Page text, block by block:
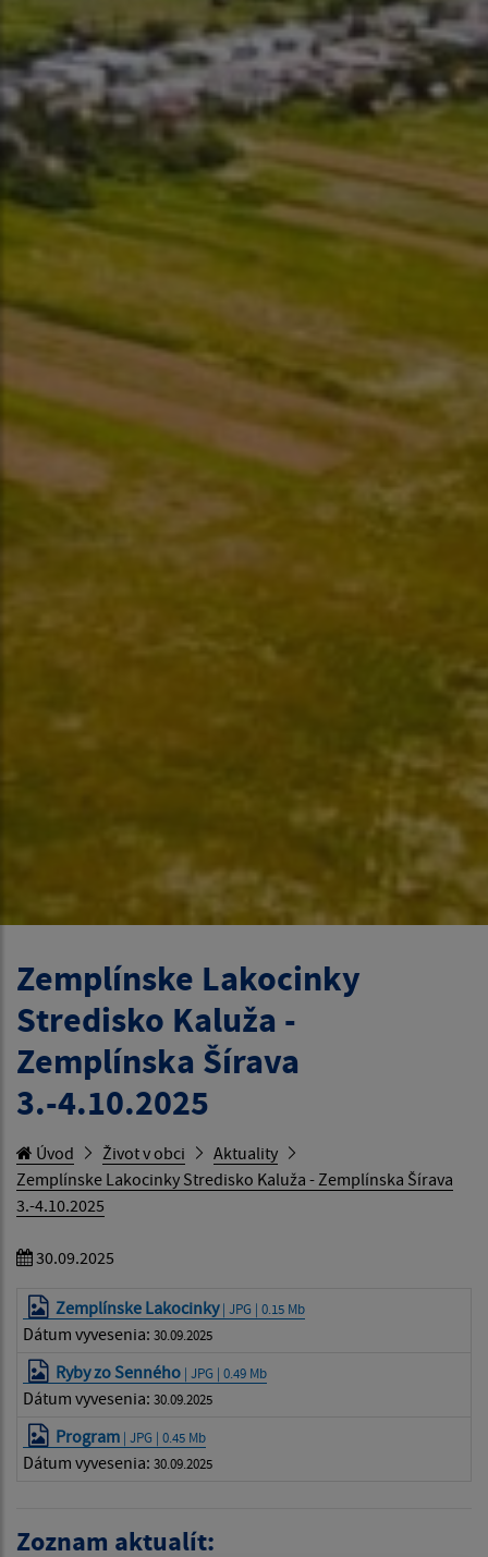
Zemplínske Lakocinky
Stredisko Kaluža -
Zemplínska Šírava
3.-4.10.2025
Úvod Život v obci
Aktuality
Zemplínske Lakocinky Stredisko Kaluža - Zemplínska Šírava
3.-4.10.2025
30.09.2025
Zemplínske Lakocinky| JPG | 0.15 Mb
Dátum vyvesenia: 30.09.2025
Ryby zo Senného | JPG | 0.49 Mb
Dátum vyvesenia: 30.09.2025
Program | JPG | 0.45 Mb
Dátum vyvesenia: 30.09.2025
Zoznam aktualít: